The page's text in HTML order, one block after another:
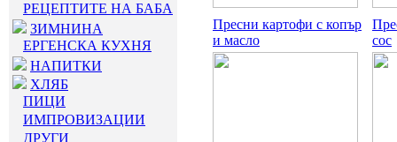
РЕЦЕПТИТЕ НА БАБА
ЗИМНИНА
ЕРГЕНСКА КУХНЯ
НАПИТКИ
ХЛЯБ
ПИЦИ
ИМПРОВИЗАЦИИ
ДРУГИ
Пресни картофи с копър
и масло
сос